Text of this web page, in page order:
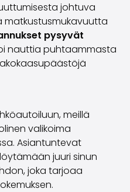
johtuva
matkustusmukavuutta
pysyvät
nauttia puhtaammasta
meillä
valikoima
Asiantuntevat
juuri sinun
joka tarjoaa